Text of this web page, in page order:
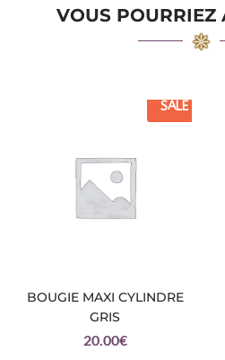
VOUS POURRIEZ
SALE
BOUGIE MAXI CYLINDRE
GRIS
20.00€